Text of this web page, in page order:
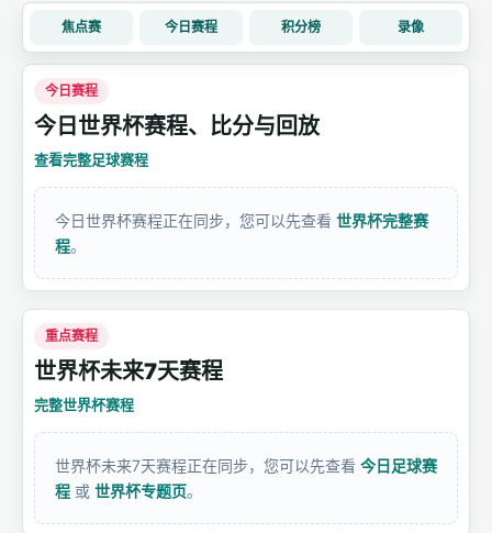
焦点赛 今日赛程 积分榜 录像
今日赛程
今日世界杯赛程、比分与回放
查看完整足球赛程
今日世界杯赛程正在同步，您可以先查看 世界杯完整赛
程。
重点赛程
世界杯未来7天赛程
完整世界杯赛程
世界杯未来7天赛程正在同步，您可以先查看 今日足球赛
程 或 世界杯专题页。